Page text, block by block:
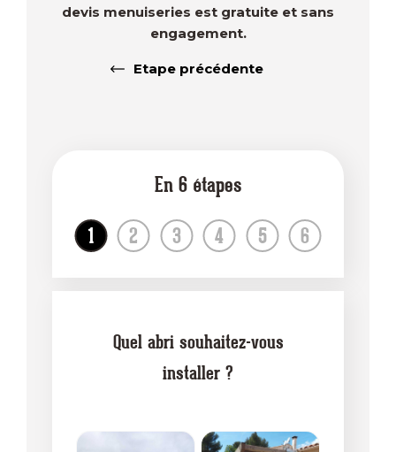
devis menuiseries est gratuite et sans
engagement.
Etape précédente
En6 étapes
Quel abri souhaitez-vous
installer ?